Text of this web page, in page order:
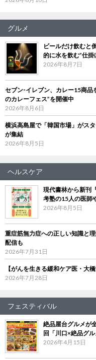
グルメ
ビールだけ飲むと
的に水を飲む”仕
2026年8月7日
セブン‐イレブン、カレー15商
のカレーフェス”を開催中
2026年8月6日
横浜高島屋で「韓国市場」がス
が集結
2026年8月5日
ヘルスケア
現代書林から新刊
考塾の15人の医師
2026年8月5日
重症筋無力症への正しい知識と
配信も
2026年7月31日
【がんを生きる緩和ケア医・大
2026年7月28日
フェスティバル
絶品屋台グルメが
回「川口×絶品グ
2026年4月15日